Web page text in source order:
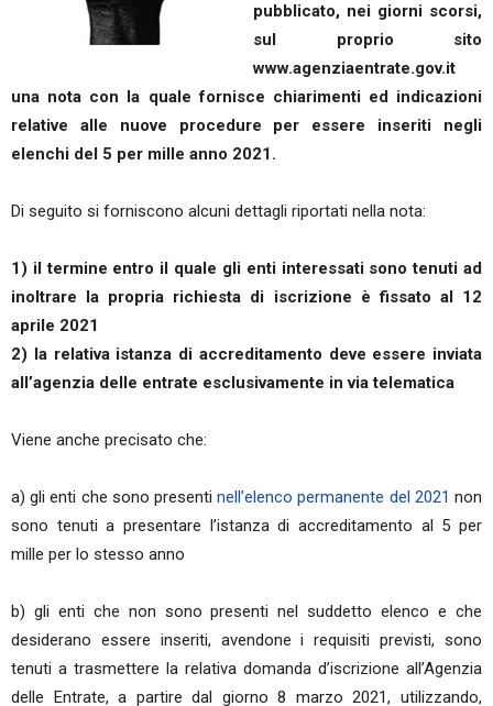
pubblicato, nei giorni scorsi,
sul proprio sito
www.agenziaentrate.gov.it
una nota con la quale fornisce chiarimenti ed indicazioni
relative alle nuove procedure per essere inseriti negli
elenchi del 5 per mille anno 2021.
Di seguito si forniscono alcuni dettagli riportati nella nota:
1) il termine entro il quale gli enti interessati sono tenuti ad
inoltrare la propria richiesta di iscrizione è fissato al 12
aprile 2021
2) la relativa istanza di accreditamento deve essere inviata
all’agenzia delle entrate esclusivamente in via telematica
Viene anche precisato che:
a) gli enti che sono presentinell’elenco permanente del 2021 non
sono tenuti a presentare l’istanza di accreditamento al 5 per
mille per lo stesso anno
b) gli enti che non sono presenti nel suddetto elenco e che
desiderano essere inseriti, avendone i requisiti previsti, sono
tenuti a trasmettere la relativa domanda d’iscrizione all’Agenzia
delle Entrate, a partire dal giorno 8 marzo 2021, utilizzando,